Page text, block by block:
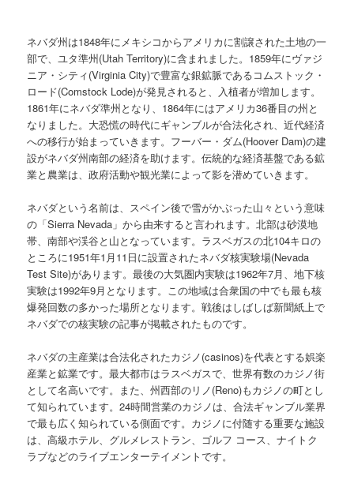
ネバダ州は1848年にメキシコからアメリカに割譲された土地の一
部で、ユタ準州(Utah Territory)に含まれました。1859年にヴァジ
ニア・シティ(Virginia City)で豊富な銀鉱脈であるコムストック・
ロード(Comstock Lode)が発見されると、入植者が増加します。
1861年にネバダ準州となり、1864年にはアメリカ36番目の州と
なりました。大恐慌の時代にギャンブルが合法化され、近代経済
への移行が始まっていきます。フーバー・ダム(Hoover Dam)の建
設がネバダ州南部の経済を助けます。伝統的な経済基盤である鉱
業と農業は、政府活動や観光業によって影を潜めていきます。
ネバダという名前は、スペイン後で雪がかぶった山々という意味
の「Sierra Nevada」から由来すると言われます。北部は砂漠地
帯、南部や渓谷と山となっています。ラスベガスの北104キロの
ところに1951年1月11日に設置されたネバダ核実験場(Nevada
Test Site)があります。最後の大気圏内実験は1962年7月、地下核
実験は1992年9月となります。この地域は合衆国の中でも最も核
爆発回数の多かった場所となります。戦後はしばしば新聞紙上で
ネバダでの核実験の記事が掲載されたものです。
ネバダの主産業は合法化されたカジノ(casinos)を代表とする娯楽
産業と鉱業です。最大都市はラスベガスで、世界有数のカジノ街
として名高いです。また、州西部のリノ(Reno)もカジノの町とし
て知られています。24時間営業のカジノは、合法ギャンブル業界
で最も広く知られている側面です。カジノに付随する重要な施設
は、高級ホテル、グルメレストラン、ゴルフ コース、ナイトク
ラブなどのライブエンターテイメントです。